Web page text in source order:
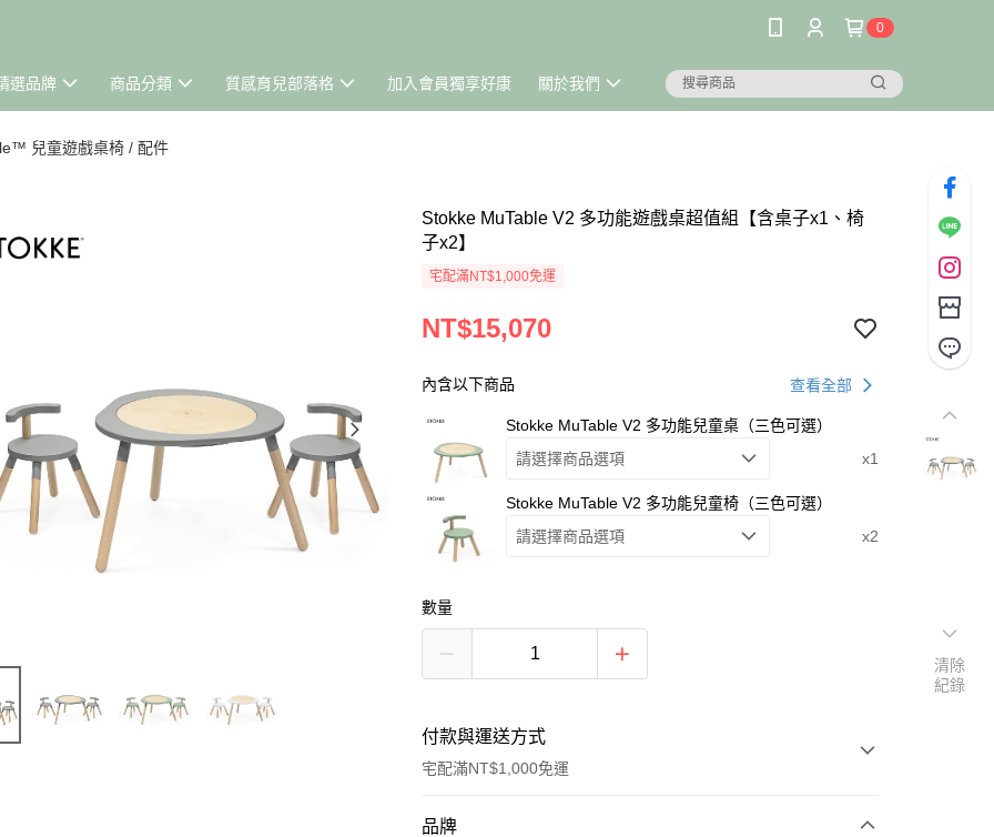
0
選品牌 商品分類 質感育兒部落格 加入會員獨享好康 關於我們
兒童遊戲桌椅 / 配件
Stokke MuTable V2 多功能遊戲桌超值組【含桌子x1、椅
子x2】
宅配滿NT$1,000免運
NT$15,070
內含以下商品 查看全部
Stokke MuTable V2 多功能兒童桌（三色可選）
請選擇商品選項
x1
Stokke MuTable V2 多功能兒童椅（三色可選）
請選擇商品選項
x2
數量
付款與運送方式
宅配滿NT$1,000免運
付款方式
品牌
清除
紀錄